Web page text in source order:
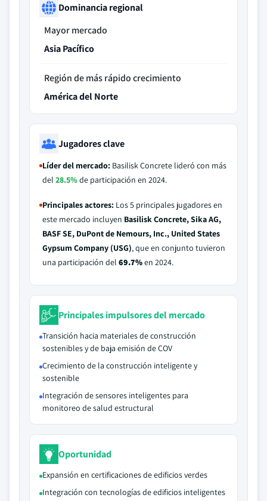
Dominancia regional
Mayor mercado
Asia Pacífico
Región de más rápido crecimiento
América del Norte
Jugadores clave
Líder del mercado: Basilisk Concrete lideró con más
del 28.5%de participación en 2024.
Principales actores: Los 5 principales jugadores en
este mercado incluyen Basilisk Concrete, Sika AG,
BASF SE, DuPont de Nemours, Inc., United States
Gypsum Company (USG), que en conjunto tuvieron
una participación del 69.7%en 2024.
Principales impulsores del mercado
Transición hacia materiales de construcción
sostenibles y de baja emisión de COV
Crecimiento de la construcción inteligente y
sostenible
Integración de sensores inteligentes para
monitoreo de salud estructural
Oportunidad
Expansión en certificaciones de edificios verdes
Integración con tecnologías de edificios inteligentes